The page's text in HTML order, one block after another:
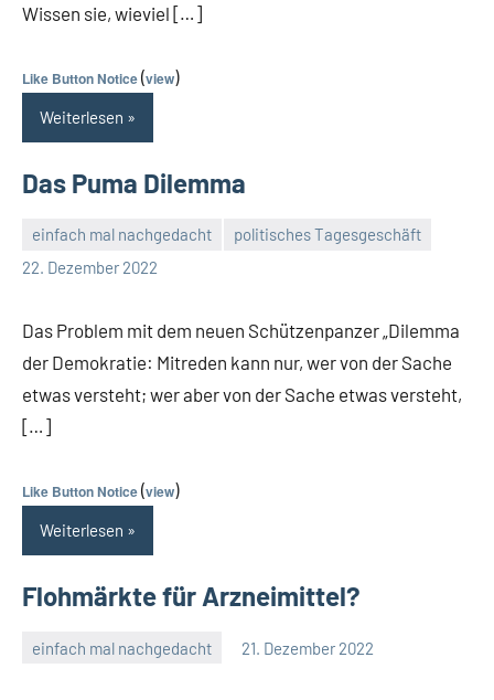
Wissen sie, wieviel […]
Like Button Notice(view)
Weiterlesen
Das Puma Dilemma
einfach mal nachgedacht
politisches Tagesgeschäft
22. Dezember 2022
Guetti
Keine
Das Problem mit dem neuen Schützenpanzer „Dilemma
der Demokratie: Mitreden kann nur, wer von der Sache
etwas versteht; wer aber von der Sache etwas versteht,
[…]
Like Button Notice(view)
Weiterlesen
Flohmärkte für Arzneimittel?
einfach mal nachgedacht 21. Dezember 2022